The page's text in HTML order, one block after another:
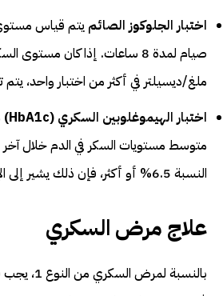
اختبار الجلوكوز الصائم يتم قياس
ملغ/ديسيلتر في أكثر من اختبار واحد،
اختبار الهيموغلوبين السكري (HbA1c)
النسبة 6.5% أو أكثر، فإن ذلك يشير إلى الإصابة بالسكري.
علاج مرض السكري
بالنسبة